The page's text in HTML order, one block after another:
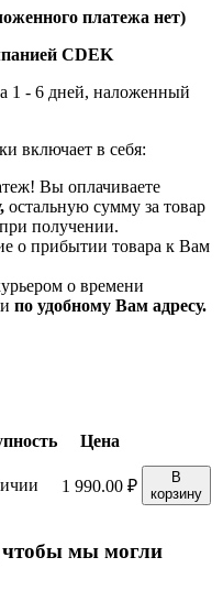
платежа нет)
CDEK
1 - 6 дней, наложенный
включает в себя:
Вы оплачиваете
остальную сумму за товар
получении.
о прибытии товара к Вам
о времени
по удобному Вам адресу.
Цена
1 990.00 ₽
В
корзину
чтобы мы могли